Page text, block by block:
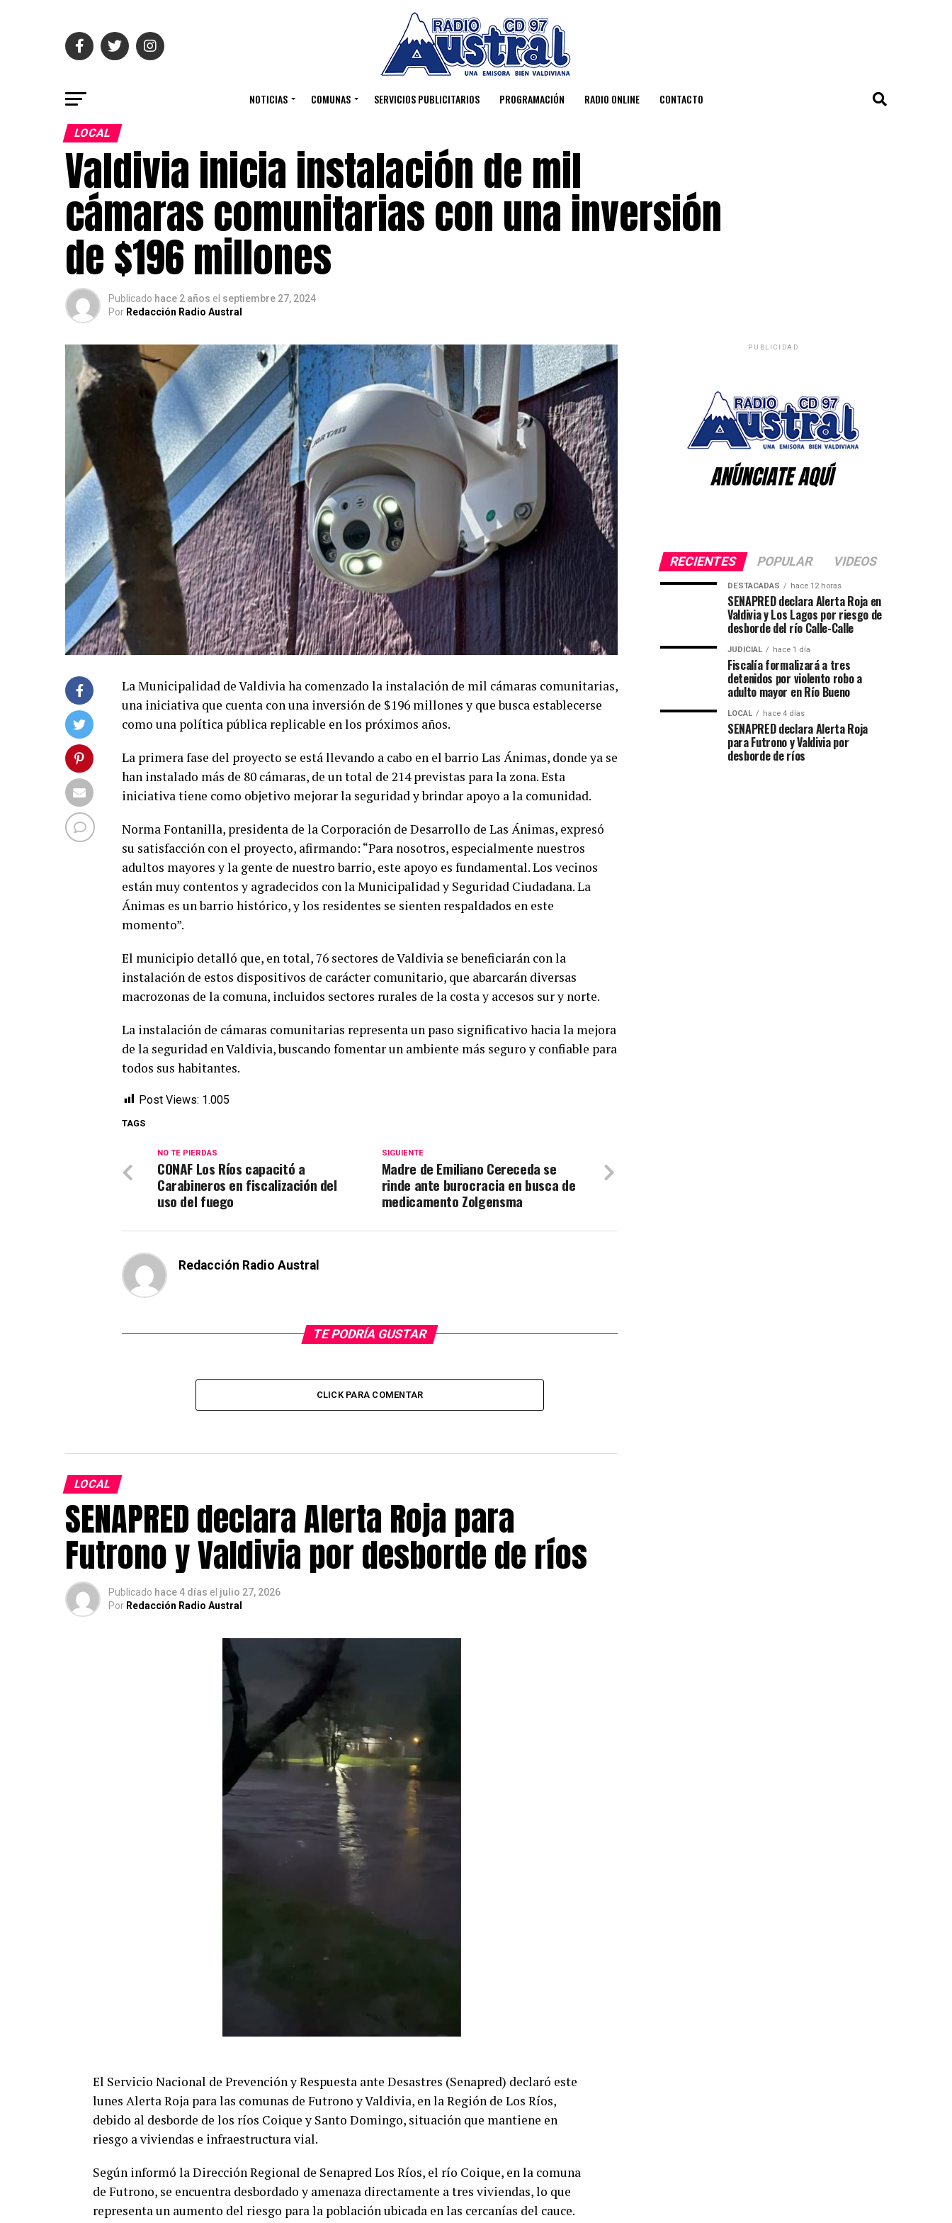
NOTICIAS COMUNAS SERVICIOS PUBLICITARIOS PROGRAMACIÓN RADIO ONLINE CONTACTO
LOCAL
Valdivia inicia instalación de mil
cámaras comunitarias con una inversión
de $196 millones
Publicado hace 2 años el septiembre 27, 2024
Por Redacción Radio Austral
La Municipalidad de Valdivia ha comenzado la instalación de mil cámaras comunitarias,
una iniciativa que cuenta con una inversión de $196 millones y que busca establecerse
como una política pública replicable en los próximos años.
La primera fase del proyecto se está llevando a cabo en el barrio Las Ánimas, donde ya se
han instalado más de 80 cámaras, de un total de 214 previstas para la zona. Esta
iniciativa tiene como objetivo mejorar la seguridad y brindar apoyo a la comunidad.
Norma Fontanilla, presidenta de la Corporación de Desarrollo de Las Ánimas, expresó
su satisfacción con el proyecto, afirmando: “Para nosotros, especialmente nuestros
adultos mayores y la gente de nuestro barrio, este apoyo es fundamental. Los vecinos
están muy contentos y agradecidos con la Municipalidad y Seguridad Ciudadana. La
Ánimas es un barrio histórico, y los residentes se sienten respaldados en este
momento”.
El municipio detalló que, en total, 76 sectores de Valdivia se beneficiarán con la
instalación de estos dispositivos de carácter comunitario, que abarcarán diversas
macrozonas de la comuna, incluidos sectores rurales de la costa y accesos sur y norte.
La instalación de cámaras comunitarias representa un paso significativo hacia la mejora
de la seguridad en Valdivia, buscando fomentar un ambiente más seguro y confiable para
todos sus habitantes.
Post Views: 1.005
TAGS
SIGUIENTE
Madre de Emiliano Cereceda se
rinde ante burocracia en busca de
medicamento Zolgensma
NO TE PIERDAS
CONAF Los Ríos capacitó a
Carabineros en fiscalización del
uso del fuego
Redacción Radio Austral
TE PODRÍA GUSTAR
CLICK PARA COMENTAR
LOCAL
SENAPRED declara Alerta Roja para
Futrono y Valdivia por desborde de ríos
Publicado hace 4 días el julio 27, 2026
Por Redacción Radio Austral
El Servicio Nacional de Prevención y Respuesta ante Desastres (Senapred) declaró este
lunes Alerta Roja para las comunas de Futrono y Valdivia, en la Región de Los Ríos,
debido al desborde de los ríos Coique y Santo Domingo, situación que mantiene en
riesgo a viviendas e infraestructura vial.
Según informó la Dirección Regional de Senapred Los Ríos, el río Coique, en la comuna
de Futrono, se encuentra desbordado y amenaza directamente a tres viviendas, lo que
representa un aumento del riesgo para la población ubicada en las cercanías del cauce.
PUBLICIDAD
RECIENTES POPULAR VIDEOS
DESTACADAS hace 12 horas
SENAPRED declara Alerta Roja en
Valdivia y Los Lagos por riesgo de
desborde del río Calle-Calle
JUDICIAL hace 1 día
Fiscalía formalizará a tres
detenidos por violento robo a
adulto mayor en Río Bueno
LOCAL hace 4 días
SENAPRED declara Alerta Roja
para Futrono y Valdivia por
desborde de ríos